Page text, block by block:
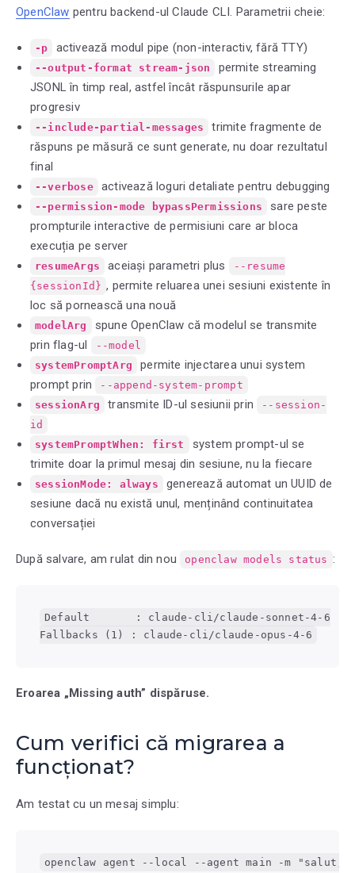
OpenClaw pentru backend-ul Claude CLI. Parametrii cheie:
-p activează modul pipe (non-interactiv, fără TTY)
--output-format stream-json
permite streaming
JSONL în timp real, astfel încât răspunsurile apar
progresiv
--include-partial-messages
trimite fragmente de
răspuns pe măsură ce sunt generate, nu doar rezultatul
final
--verbose activează loguri detaliate pentru debugging
--permission-mode bypassPermissions
sare peste
prompturile interactive de permisiuni care ar bloca
execuția pe server
resumeArgs aceiași parametri plus
--resume
{sessionId} , permite reluarea unei sesiuni existente în
loc să pornească una nouă
modelArg
spune OpenClaw că modelul se transmite
prin flag-ul
--model
systemPromptArg
permite injectarea unui system
prompt prin
--append-system-prompt
sessionArg
transmite ID-ul sesiunii prin
--session-
id
systemPromptWhen: first
system prompt-ul se
trimite doar la primul mesaj din sesiune, nu la fiecare
sessionMode: always
generează automat un UUID de
sesiune dacă nu există unul, menținând continuitatea
conversației
După salvare, am rulat din nou openclaw models status :
Default       : claude-cli/claude-sonnet-4-6
Fallbacks (1) : claude-cli/claude-opus-4-6
Eroarea „Missing auth” dispăruse.
Cum verifici că migrarea a
funcționat?
Am testat cu un mesaj simplu:
openclaw agent --local --agent main -m "salut,